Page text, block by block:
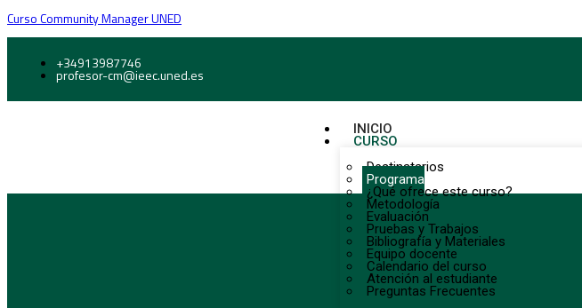
Curso Community Manager UNED
+34913987746
profesor-cm@ieec.uned.es
INICIO
CURSO
Destinatarios
Programa
¿Qué ofrece este curso?
Metodología
Evaluación
Pruebas y Trabajos
Bibliografía y Materiales
Equipo docente
Calendario del curso
Atención al estudiante
Preguntas Frecuentes